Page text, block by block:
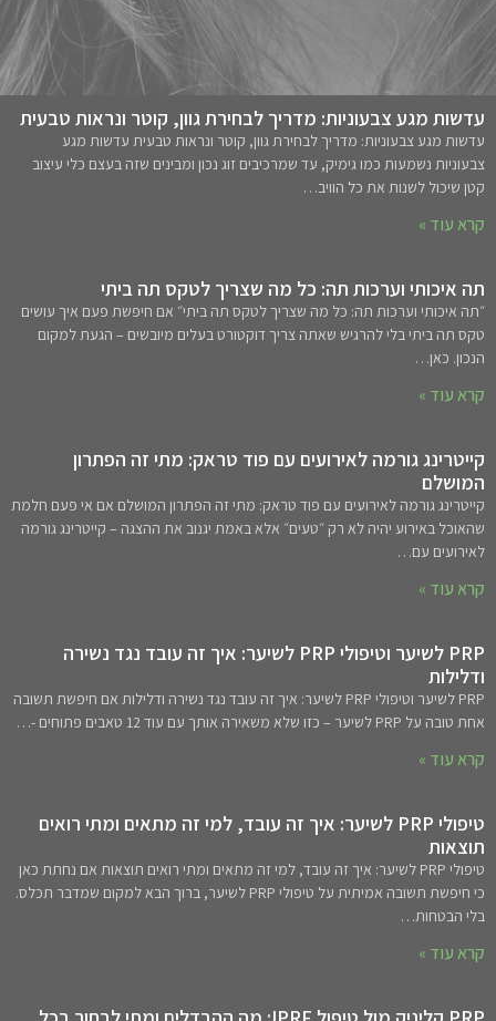
עדשות מגע צבעוניות: מדריך לבחירת גוון, קוטר ונראות טבעית
עדשות מגע צבעוניות: מדריך לבחירת גוון, קוטר ונראות טבעית עדשות מגע
צבעוניות נשמעות כמו גימיק, עד שמרכיבים זוג נכון ומבינים שזה בעצם כלי עיצוב
קטן שיכול לשנות את כל הוויב…
קרא עוד »
תה איכותי וערכות תה: כל מה שצריך לטקס תה ביתי
״תה איכותי וערכות תה: כל מה שצריך לטקס תה ביתי״ אם חיפשת פעם איך עושים
טקס תה ביתי בלי להרגיש שאתה צריך דוקטורט בעלים מיובשים – הגעת למקום
הנכון. כאן…
קרא עוד »
קייטרינג גורמה לאירועים עם פוד טראק: מתי זה הפתרון
המושלם
קייטרינג גורמה לאירועים עם פוד טראק: מתי זה הפתרון המושלם אם אי פעם חלמת
שהאוכל באירוע יהיה לא רק ״טעים״ אלא באמת יגנוב את ההצגה – קייטרינג גורמה
לאירועים עם…
קרא עוד »
PRP לשיער וטיפולי PRP לשיער: איך זה עובד נגד נשירה
ודלילות
PRP לשיער וטיפולי PRP לשיער: איך זה עובד נגד נשירה ודלילות אם חיפשת תשובה
אחת טובה על PRP לשיער – כזו שלא משאירה אותך עם עוד 12 טאבים פתוחים -…
קרא עוד »
טיפולי PRP לשיער: איך זה עובד, למי זה מתאים ומתי רואים
תוצאות
טיפולי PRP לשיער: איך זה עובד, למי זה מתאים ומתי רואים תוצאות אם נחתת כאן
כי חיפשת תשובה אמיתית על טיפולי PRP לשיער, ברוך הבא למקום שמדבר תכלס.
בלי הבטחות…
קרא עוד »